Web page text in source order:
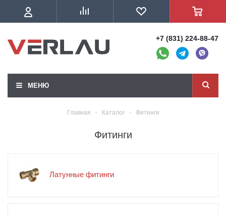
+7 (831) 224-88-47
МЕНЮ
Главная - Каталог - Фитинги
Фитинги
Латунные фитинги